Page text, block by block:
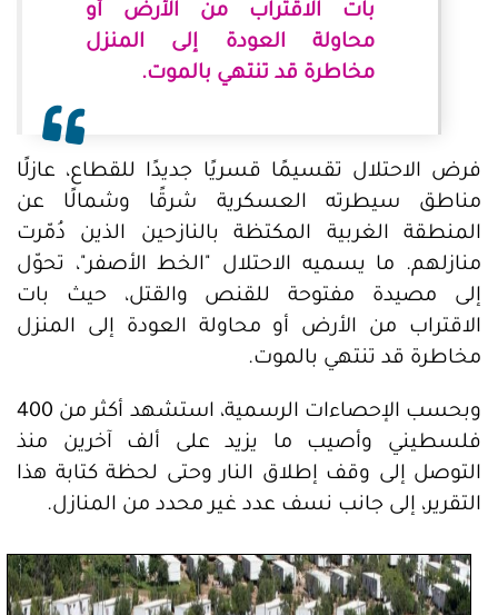
بات الاقتراب من الأرض أو
محاولة العودة إلى المنزل
مخاطرة قد تنتهي بالموت.
فرض الاحتلال تقسيمًا قسريًا جديدًا للقطاع، عازلًا
مناطق سيطرته العسكرية شرقًا وشمالًا عن
المنطقة الغربية المكتظة بالنازحين الذين دُمّرت
منازلهم. ما يسميه الاحتلال "الخط الأصفر"، تحوّل
إلى مصيدة مفتوحة للقنص والقتل، حيث بات
الاقتراب من الأرض أو محاولة العودة إلى المنزل
مخاطرة قد تنتهي بالموت.
وبحسب الإحصاءات الرسمية، استشهد أكثر من 400
فلسطيني وأصيب ما يزيد على ألف آخرين منذ
التوصل إلى وقف إطلاق النار وحتى لحظة كتابة هذا
التقرير، إلى جانب نسف عدد غير محدد من المنازل.